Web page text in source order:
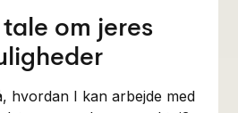
om jeres
hvordan I kan arbejde med